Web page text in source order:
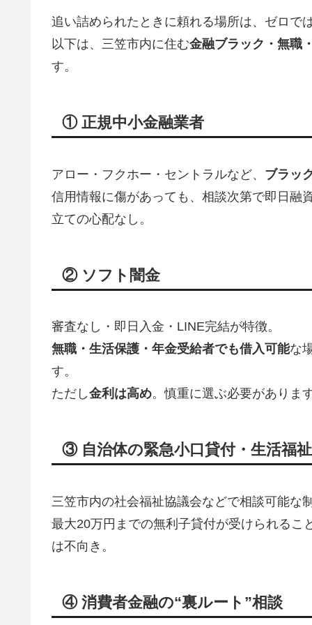
追い詰められたときに頼れる場所は、ゼロで
以下は、三笠市内に住む金融ブラック・無職
す。
① 正規中小金融業者
アロー・フクホー・セントラルなど、 ブラッ
信用情報に傷があっても、相談次第で即日融
立ての心配なし。
② ソフト闇金
審査なし・即日入金・LINE完結が特徴。
無職・生活保護・年金受給者でも借入可能な
す。
ただし金利は高め。慎重に選ぶ必要がありま
③ 自治体の緊急小口貸付・生活福
三笠市内の社会福祉協議会などで相談可能な
最大20万円までの無利子貸付が受けられるこ
は不向き。
④ 消費者金融の“裏ルート”相談